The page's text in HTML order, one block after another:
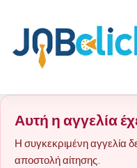
Αυτή η αγγελία
Η συγκεκριμένη αγγελία
αποστολή αίτησης.